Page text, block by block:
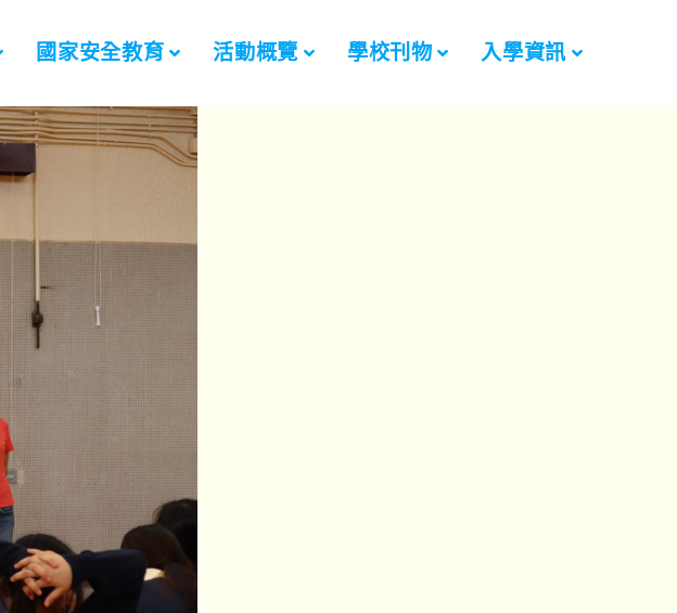
國家安全教育 活動概覽 學校刊物 入學資訊